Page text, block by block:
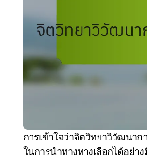
การเข้าใจว่าจิตวิทยาวิวัฒนาการมีอิทธิพลต่อการตัดสินใจอย่างไร สามารถเพิ่มความสามารถของคุณ
ในการนำทางทางเลือกได้อย่